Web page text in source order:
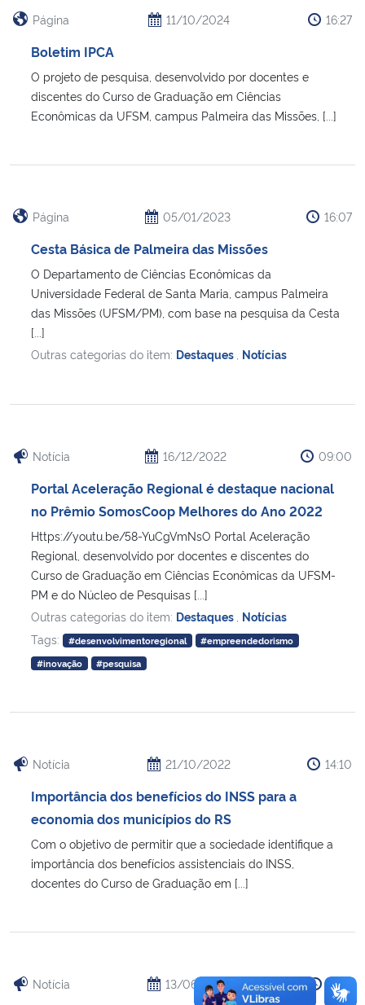
Ministério da Cidadania
Ministério da Saúde
Ministério de Minas e Energia
Ministério do Desenvolvimento Regional
Controladoria-Geral da União
Ministério da Mulher, da Família e dos Direitos Humanos
Secretaria-Geral
Gabinete de Segurança Institucional
Advocacia-Geral da União
Banco Central do Brasil
Planalto
Página 11/10/2024 16:27
Boletim IPCA
O projeto de pesquisa, desenvolvido por docentes e
discentes do Curso de Graduação em Ciências
Econômicas da UFSM, campus Palmeira das Missões, [...]
Página 05/01/2023 16:07
Cesta Básica de Palmeira das Missões
O Departamento de Ciências Econômicas da
Universidade Federal de Santa Maria, campus Palmeira
das Missões (UFSM/PM), com base na pesquisa da Cesta
[...]
Outras categorias do item: Destaques Notícias
Notícia 16/12/2022 09:00
Portal Aceleração Regional é destaque nacional
no Prêmio SomosCoop Melhores do Ano 2022
Https://youtu.be/58-YuCgVmNsO Portal Aceleração
Regional, desenvolvido por docentes e discentes do
Curso de Graduação em Ciências Econômicas da UFSM-
PM e do Núcleo de Pesquisas [...]
Outras categorias do item: Destaques Notícias
Tags:
#desenvolvimentoregional
#empreendedorismo
#inovação
#pesquisa
Notícia 21/10/2022 14:10
Importância dos benefícios do INSS para a
economia dos municípios do RS
Com o objetivo de permitir que a sociedade identifique a
importância dos benefícios assistenciais do INSS,
docentes do Curso de Graduação em [...]
Notícia 13/06/2022 12:16